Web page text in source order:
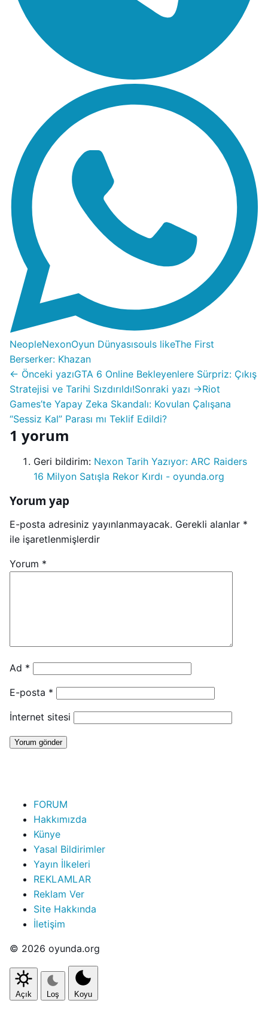
NeopleNexonOyun Dünyasısouls likeThe First
Berserker: Khazan
← Önceki yazıGTA 6 Online Bekleyenlere Sürpriz: Çıkış
Stratejisi ve Tarihi Sızdırıldı!Sonraki yazı →Riot
Games’te Yapay Zeka Skandalı: Kovulan Çalışana
“Sessiz Kal” Parası mı Teklif Edildi?
1 yorum
Geri bildirim: Nexon Tarih Yazıyor: ARC Raiders
16 Milyon Satışla Rekor Kırdı - oyunda.org
Yorum yap
E-posta adresiniz yayınlanmayacak. Gerekli alanlar *
ile işaretlenmişlerdir
Yorum *
Ad *
E-posta *
İnternet sitesi
FORUM
Hakkımızda
Künye
Yasal Bildirimler
Yayın İlkeleri
REKLAMLAR
Reklam Ver
Site Hakkında
İletişim
© 2026 oyunda.org
Açık Loş Koyu